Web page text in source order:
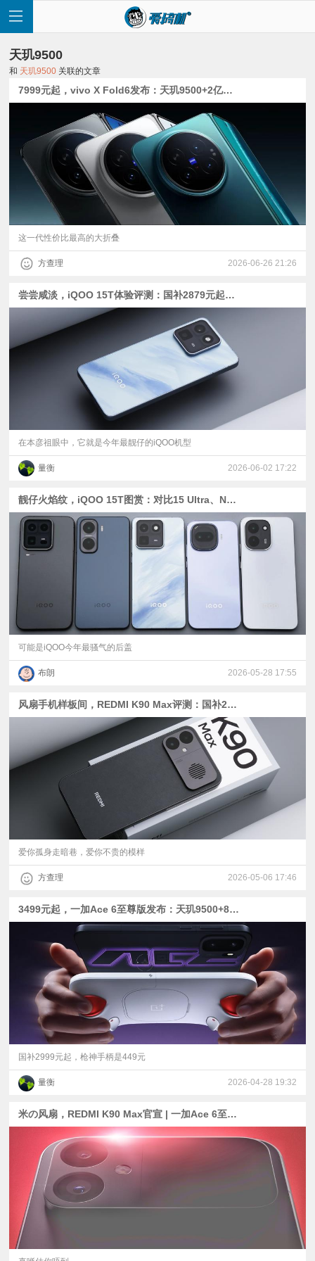
讯
测
普
验
专
题
天玑9500
和 天玑9500 关联的文章
7999元起，vivo X Fold6发布：天玑9500+2亿像素主摄【附Find N6、荣耀Magic V6、Pura X Max多机对比】
这一代性价比最高的大折叠
方查理 2026-06-26 21:26
尝尝咸淡，iQOO 15T体验评测：国补2879元起的2K屏+天玑9500
在本彦祖眼中，它就是今年最靓仔的iQOO机型
量衡 2026-06-02 17:22
靓仔火焰纹，iQOO 15T图赏：对比15 Ultra、Neo11、Z11 Turbo
可能是iQOO今年最骚气的后盖
布朗 2026-05-28 17:55
风扇手机样板间，REDMI K90 Max评测：国补2549元起的天玑9500
爱你孤身走暗巷，爱你不贵的模样
方查理 2026-05-06 17:46
3499元起，一加Ace 6至尊版发布：天玑9500+8600mAh电池+120W快充
国补2999元起，枪神手柄是449元
量衡 2026-04-28 19:32
米の风扇，REDMI K90 Max官宣 | 一加Ace 6至尊版+掌机爆料